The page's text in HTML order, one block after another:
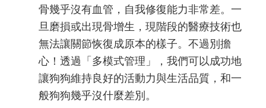
骨幾乎沒有血管，自我修復能力非常差。一
旦磨損或出現骨增生，現階段的醫療技術也
無法讓關節恢復成原本的樣子。不過別擔
心！透過「多模式管理」，我們可以成功地
讓狗狗維持良好的活動力與生活品質，和一
般狗狗幾乎沒什麼差別。